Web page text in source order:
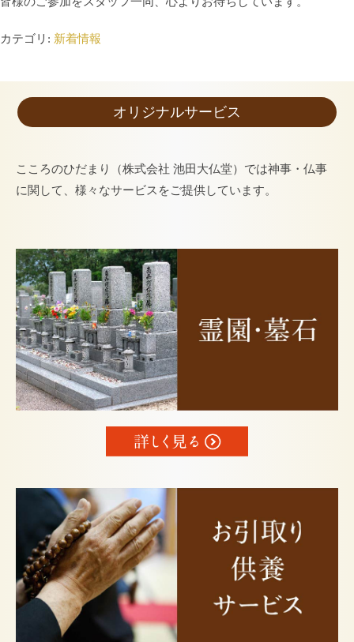
カテゴリ: 新着情報
オリジナルサービス
こころのひだまり（株式会社 池田大仏堂）では神事・仏事
に関して、様々なサービスをご提供しています。